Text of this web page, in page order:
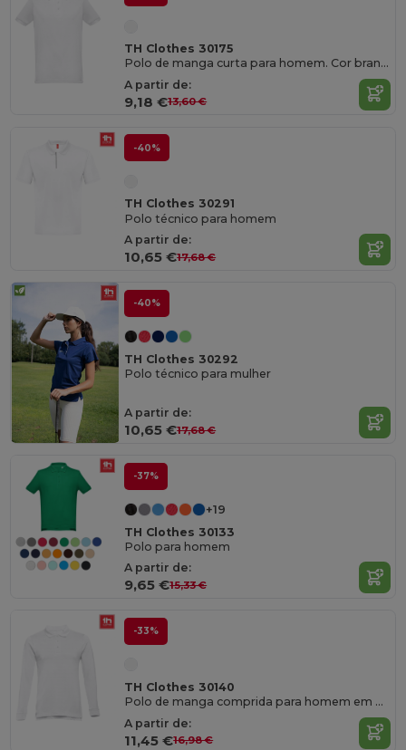
TH Clothes 30175
Polo de manga curta para homem. Cor branca
A partir de:
9,18 €13,60 €
-40%
TH Clothes 30291
Polo técnico para homem
A partir de:
10,65 €17,68 €
-40%
TH Clothes 30292
Polo técnico para mulher
A partir de:
10,65 €17,68 €
-37%
+19
TH Clothes 30133
Polo para homem
A partir de:
9,65 €15,33 €
-33%
TH Clothes 30140
Polo de manga comprida para homem em algodão
A partir de:
11,45 €16,98 €